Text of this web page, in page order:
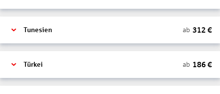
Tunesien ab 312 €
Türkei ab 186€